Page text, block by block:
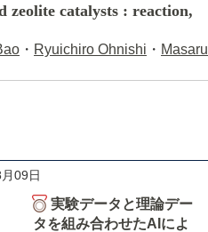
zeolite catalysts : reaction,
・ Ryuichiro Ohnishi ・ Masaru
09日
実験データと理論デー
タを組み合わせたAIによ